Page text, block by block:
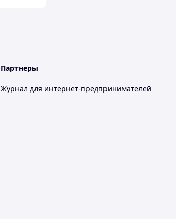
Партнеры
Журнал для интернет-предпринимателей